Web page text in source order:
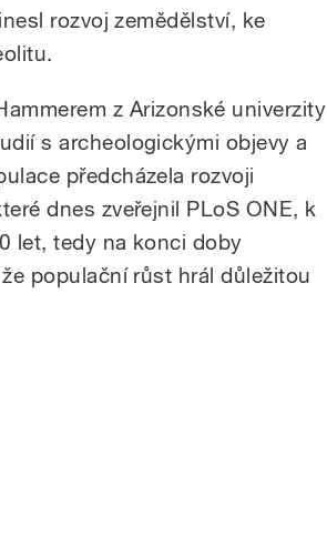
rozvoj zemědělství, ke
z Arizonské univerzity
s archeologickými objevy a
předcházela rozvoji
dnes zveřejnil PLoS ONE, k
let, tedy na konci doby
populační růst hrál důležitou